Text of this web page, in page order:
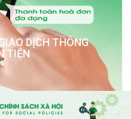
DỊCH THÔNG
TIỆN